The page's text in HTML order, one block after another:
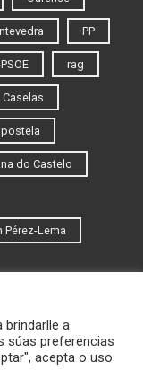
PP
rag
do Castelo
Pérez-Lema
a
súas preferencias
acepta o uso